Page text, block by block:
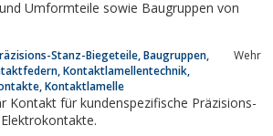
Stanz-Biegeteile, Baugruppen,
Kontaktlamellentechnik,
Kontaktlamelle
Wehr
Kontakt für kundenspezifische Präzisions-